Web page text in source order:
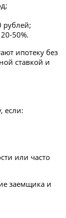
50%.
ипотеку без
ставкой и
если:
или часто
заемщика и